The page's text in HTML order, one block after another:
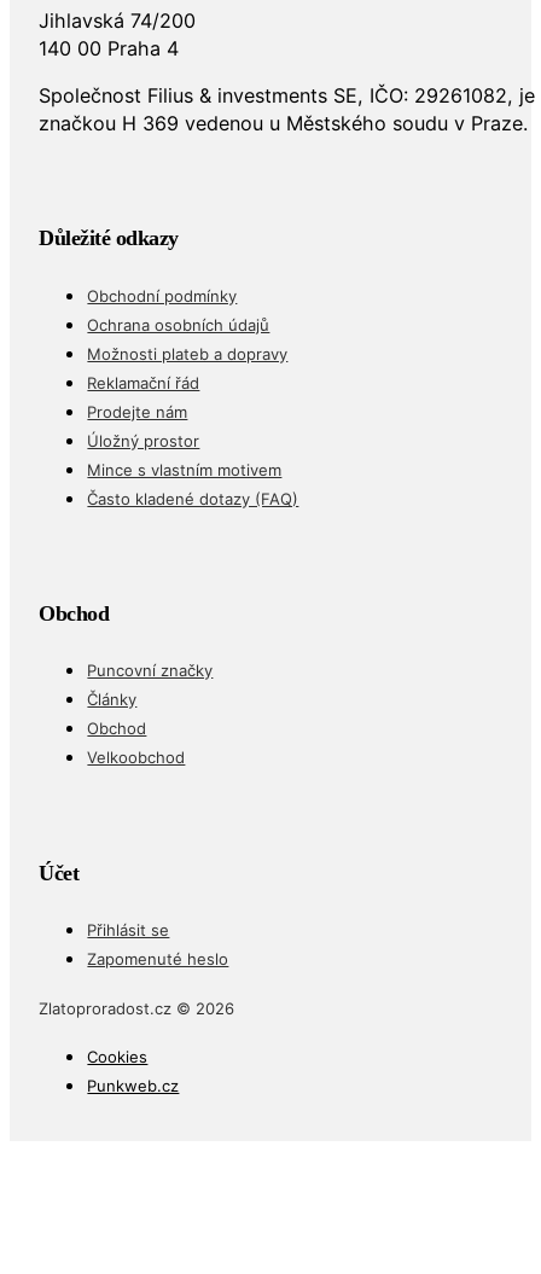
Jihlavská 74/200
140 00 Praha 4
Společnost Filius & investments SE, IČO: 29261082,
značkou H 369 vedenou u Městského soudu v Praze.
Důležité odkazy
Obchodní podmínky
Ochrana osobních údajů
Možnosti plateb a dopravy
Reklamační řád
Prodejte nám
Úložný prostor
Mince s vlastním motivem
Často kladené dotazy (FAQ)
Obchod
Puncovní značky
Články
Obchod
Velkoobchod
Účet
Přihlásit se
Zapomenuté heslo
Zlatoproradost.cz © 2026
Cookies
Punkweb.cz